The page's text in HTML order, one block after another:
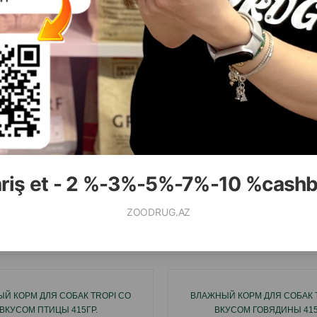
et - 2 %-3%-5%-7%-10
ZOODRUG.AZ
( Отзывы)
Цена
Купить
1 шт
3.50
КУПИТЬ
( Отзывы)
КОРМ ДЛЯ СОБАК TROPI СО
ВКУСОМ ПТИЦЫ 415ГР.
ВЛАЖНЫЙ КОРМ ДЛЯ СОБАК
ВКУСОМ ГОВЯДИНЫ 415